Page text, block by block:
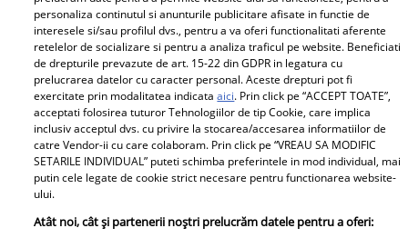
deasupra României. A fost lovită
de racheta unui F-16 al Forţelor
Aeriene Române
Libertatea pentru Femei
personaliza continutul si anunturile publicitare afisate in functie de
interesele si/sau profilul dvs., pentru a va oferi functionalitati aferente
retelelor de socializare si pentru a analiza traficul pe website. Beneficiati
de drepturile prevazute de art. 15-22 din GDPR in legatura cu
prelucrarea datelor cu caracter personal. Aceste drepturi pot fi
exercitate prin modalitatea indicataaici. Prin click pe “ACCEPT TOATE”,
acceptati folosirea tuturor Tehnologiilor de tip Cookie, care implica
inclusiv acceptul dvs. cu privire la stocarea/accesarea informatiilor de
catre Vendor-ii cu care colaboram. Prin click pe “VREAU SA MODIFIC
SETARILE INDIVIDUAL” puteti schimba preferintele in mod individual, mai
putin cele legate de cookie strict necesare pentru functionarea website-
ului.
Atât noi, cât și partenerii noștri prelucrăm datele pentru a oferi: